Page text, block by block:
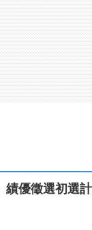
績優徵選初選